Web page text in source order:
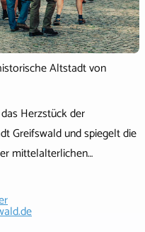
Altstadt von
Herzstück der
Greifswald und spiegelt die
mittelalterlichen…